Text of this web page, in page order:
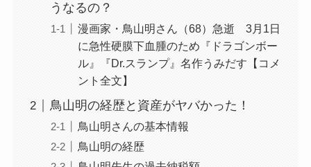
うなるの？
漫画家・鳥山明さん（68）急逝 3月1日
に急性硬膜下血腫のため『ドラゴンボー
ル』『Dr.スランプ』名作うみだす【コメ
ント全文】
鳥山明の経歴と資産がヤバかった！
鳥山明さんの基本情報
鳥山明の経歴